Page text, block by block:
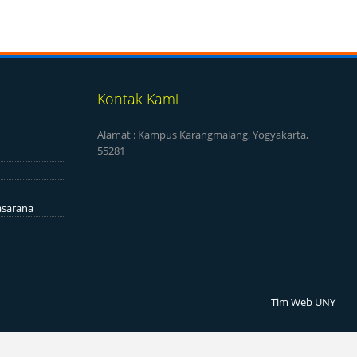
Kontak Kami
Alamat : Kampus Karangmalang, Yogyakarta,
55281
Tim Web UNY